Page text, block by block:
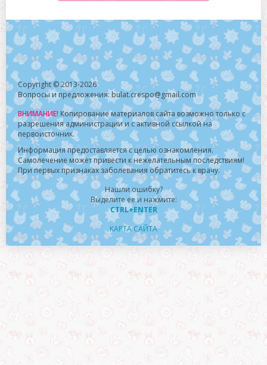
Copyright © 2013-2026
Вопросы и предложения: bulat.crespo@gmail.com
ВНИМАНИЕ! Копирование материалов сайта возможно только с
разрешения администрации и с активной ссылкой на
первоисточник.
Информация предоставляется с целью ознакомления.
Самолечение может привести к нежелательным последствиям!
При первых признаках заболевания обратитесь к врачу.
Нашли ошибку?
Выделите ее и нажмите:
CTRL+ENTER
КАРТА САЙТА